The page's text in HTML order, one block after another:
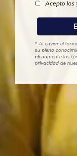
Acepto los
* Al enviar el
su pleno
plenamente los
privacidad de